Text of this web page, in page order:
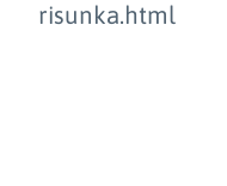
risunka.html